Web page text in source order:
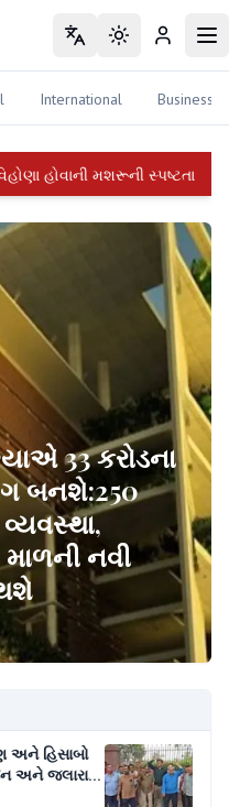
Toggle language
Toggle theme
Login
International Business
મશરૂની સ્પષ્ટતા
33 કરોડના
બનશે:250
વ્યવસ્થા,
માળની નવી
અને જલારામ
મશરૂ સામે